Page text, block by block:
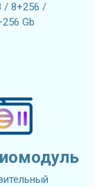
/ 8+256 /
Gb